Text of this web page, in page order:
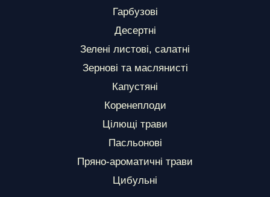
Гарбузові
Десертні
Зелені листові, салатні
Зернові та маслянисті
Капустяні
Коренеплоди
Цілющі трави
Пасльонові
Пряно-ароматичні трави
Цибульні